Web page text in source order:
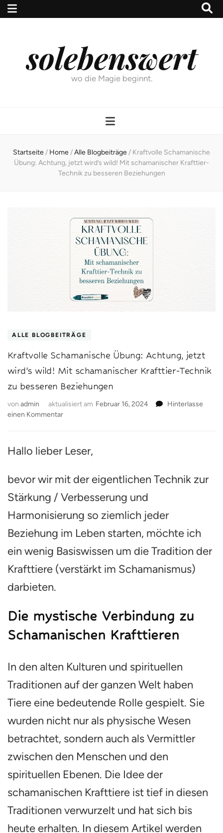
solebenswert
wo die Magie beginnt.
Startseite/ Home/Alle Blogbeiträge/ Kraftvolle Schamanische
Übung: Achtung, jetzt wird’s wild! Mit schamanischer Krafttier-
Technik zu besseren Beziehungen
ALLE BLOGBEITRÄGE
Kraftvolle Schamanische Übung: Achtung, jetzt
wird’s wild! Mit schamanischer Krafttier-Technik
zu besseren Beziehungen
von admin aktualisiert am Februar 16, 2024
Hinterlasse
einen Kommentarzu
Übung:
Achtung,
wird’s
Mit
Krafttier-
Technik
zu
besseren
Hallo lieber Leser,
bevor wir mit der eigentlichen Technik zur
Stärkung / Verbesserung und
Harmonisierung so ziemlich jeder
Beziehung im Leben starten, möchte ich
ein wenig Basiswissen um die Tradition der
Krafttiere (verstärkt im Schamanismus)
darbieten.
Die mystische Verbindung zu
Schamanischen Krafttieren
In den alten Kulturen und spirituellen
Traditionen auf der ganzen Welt haben
Tiere eine bedeutende Rolle gespielt. Sie
wurden nicht nur als physische Wesen
betrachtet, sondern auch als Vermittler
zwischen den Menschen und den
spirituellen Ebenen. Die Idee der
schamanischen Krafttiere ist tief in diesen
Traditionen verwurzelt und hat sich bis
heute erhalten. In diesem Artikel werden